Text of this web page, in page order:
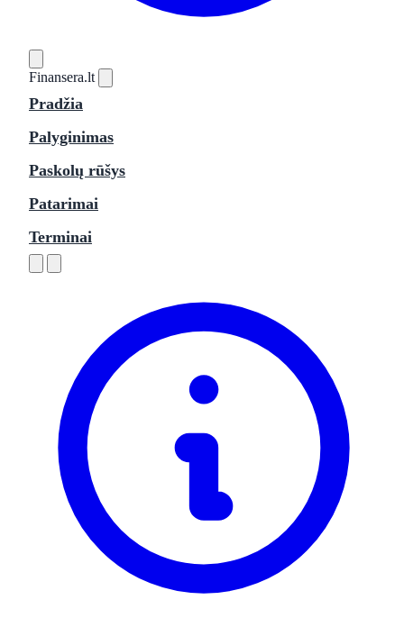
Finansera.lt
Pradžia
Palyginimas
Paskolų rūšys
Patarimai
Terminai